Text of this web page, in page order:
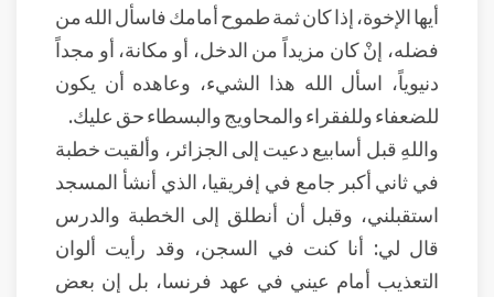
أيها الإخوة، إذا كان ثمة طموح أمامك فاسأل الله من
فضله، إنْ كان مزيداً من الدخل، أو مكانة، أو مجداً
دنيوياً، اسأل الله هذا الشيء، وعاهده أن يكون
للضعفاء وللفقراء والمحاويج والبسطاء حق عليك.
واللهِ قبل أسابيع دعيت إلى الجزائر، وألقيت خطبة
في ثاني أكبر جامع في إفريقيا، الذي أنشأ المسجد
استقبلني، وقبل أن أنطلق إلى الخطبة والدرس
قال لي: أنا كنت في السجن، وقد رأيت ألوان
التعذيب أمام عيني في عهد فرنسا، بل إن بعض